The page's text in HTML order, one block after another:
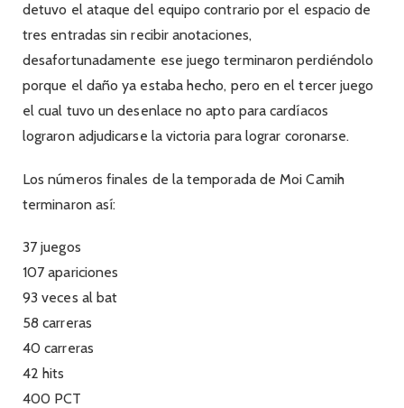
detuvo el ataque del equipo contrario por el espacio de
tres entradas sin recibir anotaciones,
desafortunadamente ese juego terminaron perdiéndolo
porque el daño ya estaba hecho, pero en el tercer juego
el cual tuvo un desenlace no apto para cardíacos
lograron adjudicarse la victoria para lograr coronarse.
Los números finales de la temporada de Moi Camih
terminaron así:
37 juegos
107 apariciones
93 veces al bat
58 carreras
40 carreras
42 hits
400 PCT